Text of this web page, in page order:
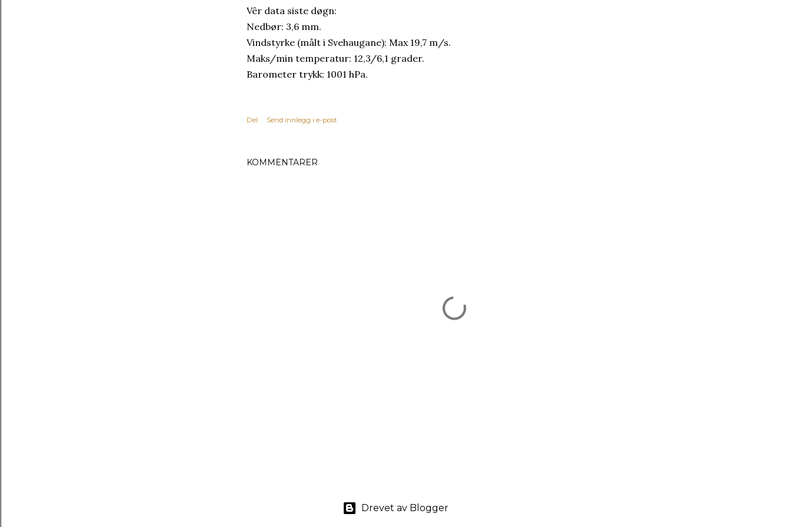
Vêr data siste døgn:
Nedbør: 3,6 mm.
Vindstyrke (målt i Svehaugane): Max 19,7 m/s.
Maks/min temperatur: 12,3/6,1 grader.
Barometer trykk: 1001 hPa.
Del Send innlegg i e-post
KOMMENTARER
Drevet av Blogger